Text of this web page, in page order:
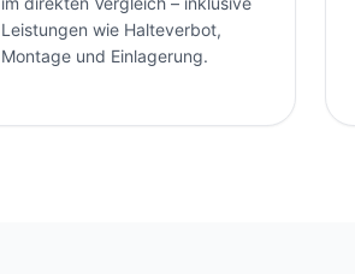
Leistungen wie Halteverbot,
Montage und Einlagerung.